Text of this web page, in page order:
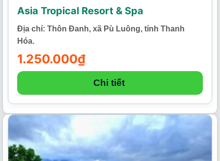
Asia Tropical Resort & Spa
Địa chỉ: Thôn Đanh, xã Pù Luông, tỉnh Thanh
Hóa.
1.250.000₫
Chi tiết